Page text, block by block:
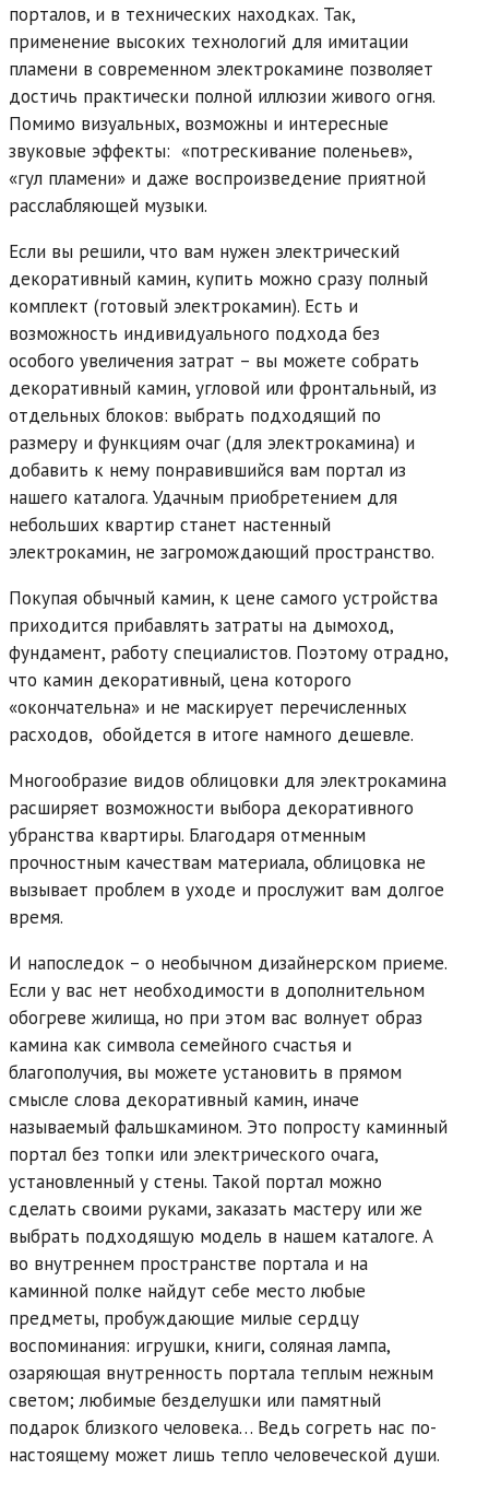
порталов, и в технических находках. Так,
применение высоких технологий для имитации
пламени в современном электрокамине позволяет
достичь практически полной иллюзии живого огня.
Помимо визуальных, возможны и интересные
звуковые эффекты: «потрескивание поленьев»,
«гул пламени» и даже воспроизведение приятной
расслабляющей музыки.
Если вы решили, что вам нужен электрический
декоративный камин, купить можно сразу полный
комплект (готовый электрокамин). Есть и
возможность индивидуального подхода без
особого увеличения затрат – вы можете собрать
декоративный камин, угловой или фронтальный, из
отдельных блоков: выбрать подходящий по
размеру и функциям очаг (для электрокамина) и
добавить к нему понравившийся вам портал из
нашего каталога. Удачным приобретением для
небольших квартир станет настенный
электрокамин, не загромождающий пространство.
Покупая обычный камин, к цене самого устройства
приходится прибавлять затраты на дымоход,
фундамент, работу специалистов. Поэтому отрадно,
что камин декоративный, цена которого
«окончательна» и не маскирует перечисленных
расходов, обойдется в итоге намного дешевле.
Многообразие видов облицовки для электрокамина
расширяет возможности выбора декоративного
убранства квартиры. Благодаря отменным
прочностным качествам материала, облицовка не
вызывает проблем в уходе и прослужит вам долгое
время.
И напоследок – о необычном дизайнерском приеме.
Если у вас нет необходимости в дополнительном
обогреве жилища, но при этом вас волнует образ
камина как символа семейного счастья и
благополучия, вы можете установить в прямом
смысле слова декоративный камин, иначе
называемый фальшкамином. Это попросту каминный
портал без топки или электрического очага,
установленный у стены. Такой портал можно
сделать своими руками, заказать мастеру или же
выбрать подходящую модель в нашем каталоге. А
во внутреннем пространстве портала и на
каминной полке найдут себе место любые
предметы, пробуждающие милые сердцу
воспоминания: игрушки, книги, соляная лампа,
озаряющая внутренность портала теплым нежным
светом; любимые безделушки или памятный
подарок близкого человека… Ведь согреть нас по-
настоящему может лишь тепло человеческой души.